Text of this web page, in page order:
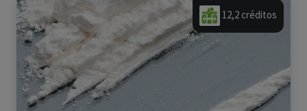
12,2 créditos